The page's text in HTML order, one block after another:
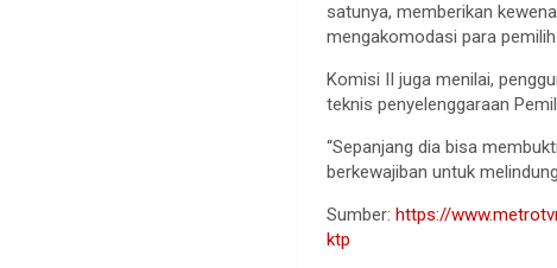
satunya, memberikan
mengakomodasi para
Komisi II juga menilai,
teknis penyelenggaraan
“Sepanjang dia bisa
berkewajiban untuk
Sumber:https://
ktp